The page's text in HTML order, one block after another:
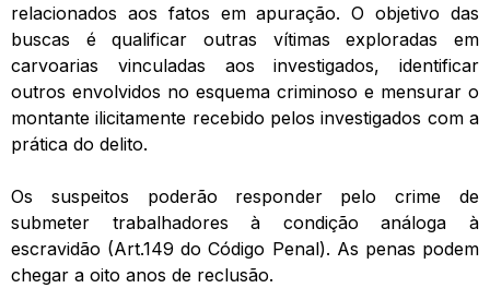
relacionados aos fatos em apuração. O objetivo das
buscas é qualificar outras vítimas exploradas em
carvoarias vinculadas aos investigados, identificar
outros envolvidos no esquema criminoso e mensurar o
montante ilicitamente recebido pelos investigados com a
prática do delito.
Os suspeitos poderão responder pelo crime de
submeter trabalhadores à condição análoga à
escravidão (Art.149 do Código Penal). As penas podem
chegar a oito anos de reclusão.